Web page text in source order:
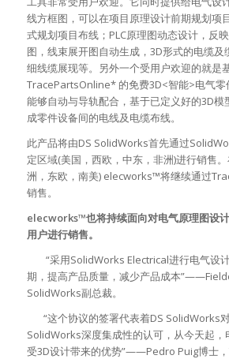
线方框图，可以在项目原理设计前期规划项
式规划项目布线；PLC原理图动态设计，反
图，线束展开图自动生成，3D形式的电缆
细线缆展现等。另外一个受用户欢迎的就是
TracePartsOnline* 的免费3D<智能>电气零
能够自动与导轨配合，基于已定义好的3D模
成零件设备间的电线及电缆布线。
此产品将由DS SolidWorks首先通过
定区域(美国，西欧，中东，非洲)进行销售
洲，东欧，南美) elecworks™将继续通过
销售。
elecworks™也将持续面向对电气原理图设
用户进行销售。
“采用SolidWorks Electrical进行电气设
期，提高产品质量，减少产品成本
SolidWorks副总裁。
“这个协议的签署代表着DS SolidWorks
SolidWorks深度集成性的认可，从今天起，
受3D设计带来的优势”——Pedro Puig博士